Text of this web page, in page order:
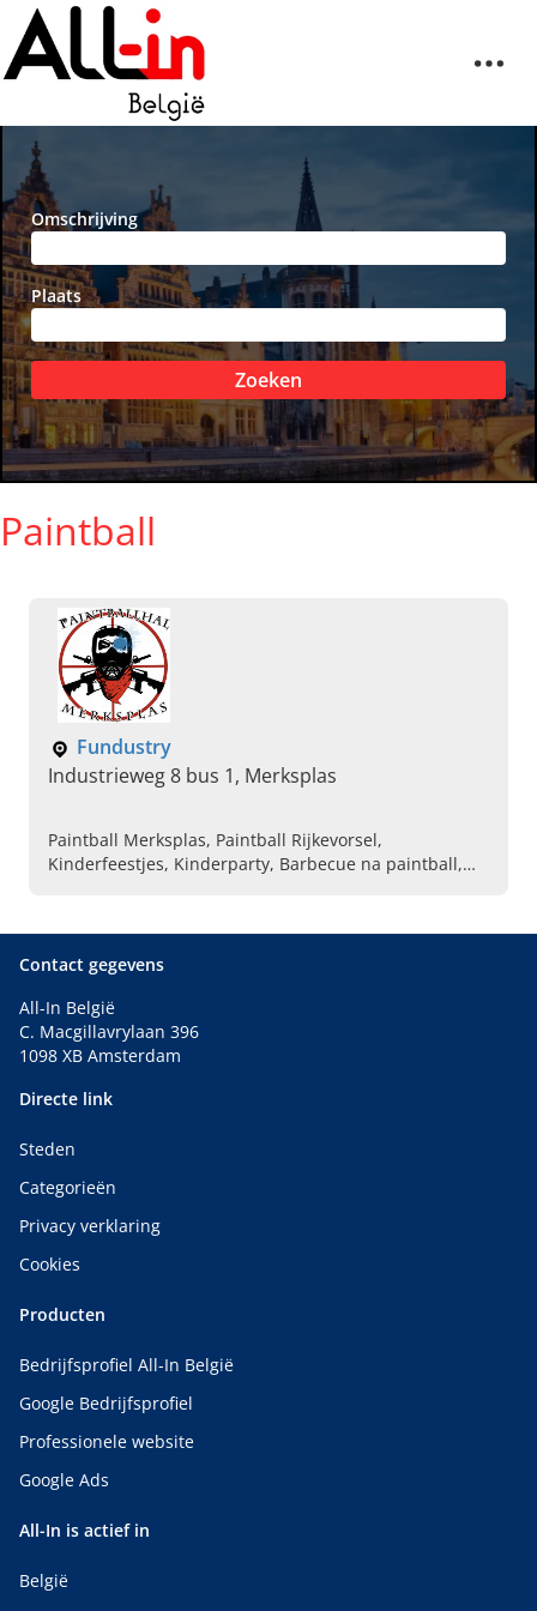
Omschrijving
Plaats
Zoeken
Paintball
Fundustry
Industrieweg 8 bus 1, Merksplas
Paintball Merksplas, Paintball Rijkevorsel,
Kinderfeestjes, Kinderparty, Barbecue na paintball,
Contact gegevens
All-In België
C. Macgillavrylaan 396
1098 XB Amsterdam
Directe link
Steden
Categorieën
Privacy verklaring
Cookies
Producten
Bedrijfsprofiel All-In België
Google Bedrijfsprofiel
Professionele website
Google Ads
All-In is actief in
België